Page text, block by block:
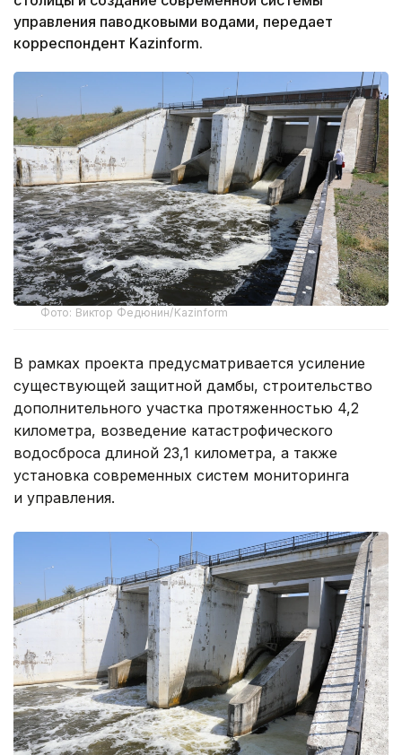
управления паводковыми водами, передает
корреспондент Kazinform.
Фото: Виктор Федюнин/Kazinform
В рамках проекта предусматривается усиление
существующей защитной дамбы, строительство
дополнительного участка протяженностью 4,2
километра, возведение катастрофического
водосброса длиной 23,1 километра, а также
установка современных систем мониторинга
и управления.